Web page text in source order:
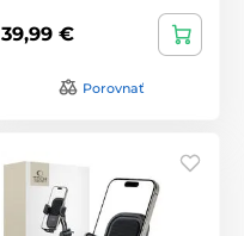
39,99 €
Porovnať